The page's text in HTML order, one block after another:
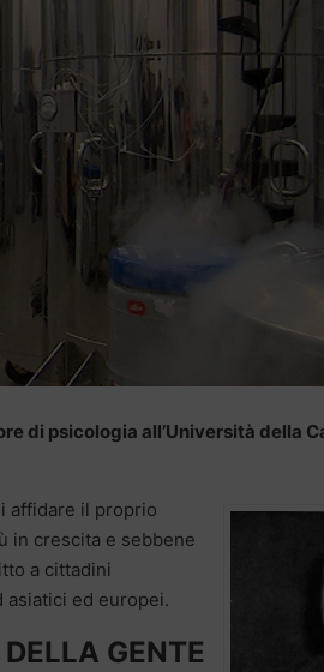
di psicologia all’Università della
affidare il proprio
in crescita e sebbene
a cittadini
asiatici ed europei.
GENTE